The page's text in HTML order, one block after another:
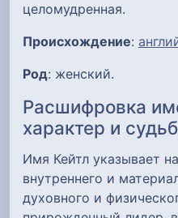
целомудренная.
Происхождение:
Род: женский.
Расшифровка
характер и
Имя Кейтл указывает
внутреннего и
духовного и